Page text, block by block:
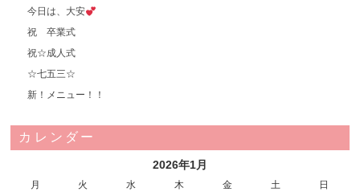
今日は、大安
祝 卒業式
祝☆成人式
☆七五三☆
新！メニュー！！
カレンダー
2026年1月
月 火 水 木 金 土
日